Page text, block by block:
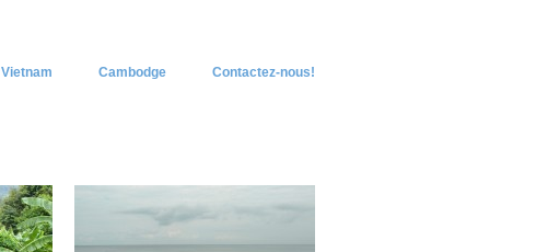
Vietnam Cambodge Contactez-nous!